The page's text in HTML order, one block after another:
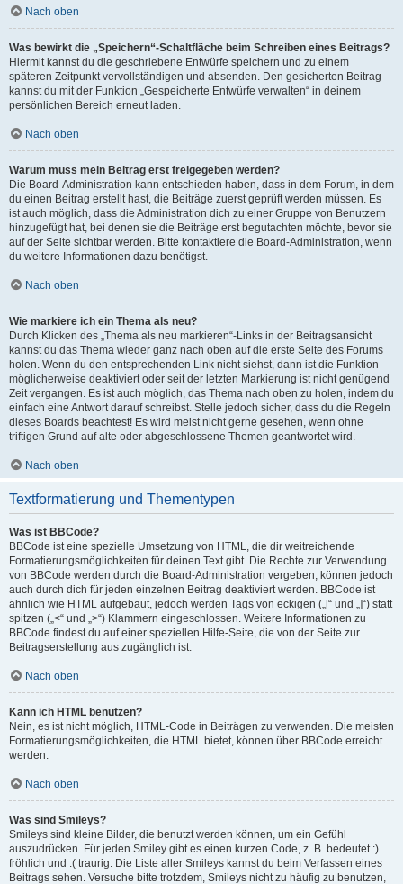
Nach oben
Was bewirkt die „Speichern“-Schaltfläche beim Schreiben eines Beitrags?
Hiermit kannst du die geschriebene Entwürfe speichern und zu einem
späteren Zeitpunkt vervollständigen und absenden. Den gesicherten Beitrag
kannst du mit der Funktion „Gespeicherte Entwürfe verwalten“ in deinem
persönlichen Bereich erneut laden.
Nach oben
Warum muss mein Beitrag erst freigegeben werden?
Die Board-Administration kann entschieden haben, dass in dem Forum, in dem
du einen Beitrag erstellt hast, die Beiträge zuerst geprüft werden müssen. Es
ist auch möglich, dass die Administration dich zu einer Gruppe von Benutzern
hinzugefügt hat, bei denen sie die Beiträge erst begutachten möchte, bevor sie
auf der Seite sichtbar werden. Bitte kontaktiere die Board-Administration, wenn
du weitere Informationen dazu benötigst.
Nach oben
Wie markiere ich ein Thema als neu?
Durch Klicken des „Thema als neu markieren“-Links in der Beitragsansicht
kannst du das Thema wieder ganz nach oben auf die erste Seite des Forums
holen. Wenn du den entsprechenden Link nicht siehst, dann ist die Funktion
möglicherweise deaktiviert oder seit der letzten Markierung ist nicht genügend
Zeit vergangen. Es ist auch möglich, das Thema nach oben zu holen, indem du
einfach eine Antwort darauf schreibst. Stelle jedoch sicher, dass du die Regeln
dieses Boards beachtest! Es wird meist nicht gerne gesehen, wenn ohne
triftigen Grund auf alte oder abgeschlossene Themen geantwortet wird.
Nach oben
Textformatierung und Thementypen
Was ist BBCode?
BBCode ist eine spezielle Umsetzung von HTML, die dir weitreichende
Formatierungsmöglichkeiten für deinen Text gibt. Die Rechte zur Verwendung
von BBCode werden durch die Board-Administration vergeben, können jedoch
auch durch dich für jeden einzelnen Beitrag deaktiviert werden. BBCode ist
ähnlich wie HTML aufgebaut, jedoch werden Tags von eckigen („[“ und „]“) statt
spitzen („<“ und „>“) Klammern eingeschlossen. Weitere Informationen zu
BBCode findest du auf einer speziellen Hilfe-Seite, die von der Seite zur
Beitragserstellung aus zugänglich ist.
Nach oben
Kann ich HTML benutzen?
Nein, es ist nicht möglich, HTML-Code in Beiträgen zu verwenden. Die meisten
Formatierungsmöglichkeiten, die HTML bietet, können über BBCode erreicht
werden.
Nach oben
Was sind Smileys?
Smileys sind kleine Bilder, die benutzt werden können, um ein Gefühl
auszudrücken. Für jeden Smiley gibt es einen kurzen Code, z. B. bedeutet :)
fröhlich und :( traurig. Die Liste aller Smileys kannst du beim Verfassen eines
Beitrags sehen. Versuche bitte trotzdem, Smileys nicht zu häufig zu benutzen,